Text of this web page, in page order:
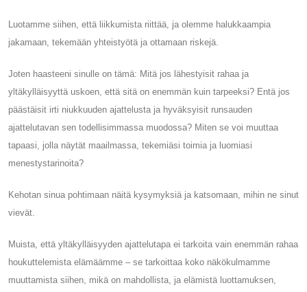
Luotamme siihen, että liikkumista riittää, ja olemme halukkaampia
jakamaan, tekemään yhteistyötä ja ottamaan riskejä.
Joten haasteeni sinulle on tämä: Mitä jos lähestyisit rahaa ja
yltäkylläisyyttä uskoen, että sitä on enemmän kuin tarpeeksi? Entä jos
päästäisit irti niukkuuden ajattelusta ja hyväksyisit runsauden
ajattelutavan sen todellisimmassa muodossa? Miten se voi muuttaa
tapaasi, jolla näytät maailmassa, tekemiäsi toimia ja luomiasi
menestystarinoita?
Kehotan sinua pohtimaan näitä kysymyksiä ja katsomaan, mihin ne sinut
vievät.
Muista, että yltäkylläisyyden ajattelutapa ei tarkoita vain enemmän rahaa
houkuttelemista elämäämme – se tarkoittaa koko näkökulmamme
muuttamista siihen, mikä on mahdollista, ja elämistä luottamuksen,